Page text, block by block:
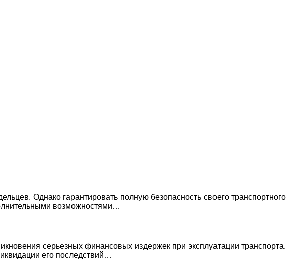
Однако гарантировать полную безопасность своего транспортного
возможностями…
серьезных финансовых издержек при эксплуатации транспорта.
его последствий…